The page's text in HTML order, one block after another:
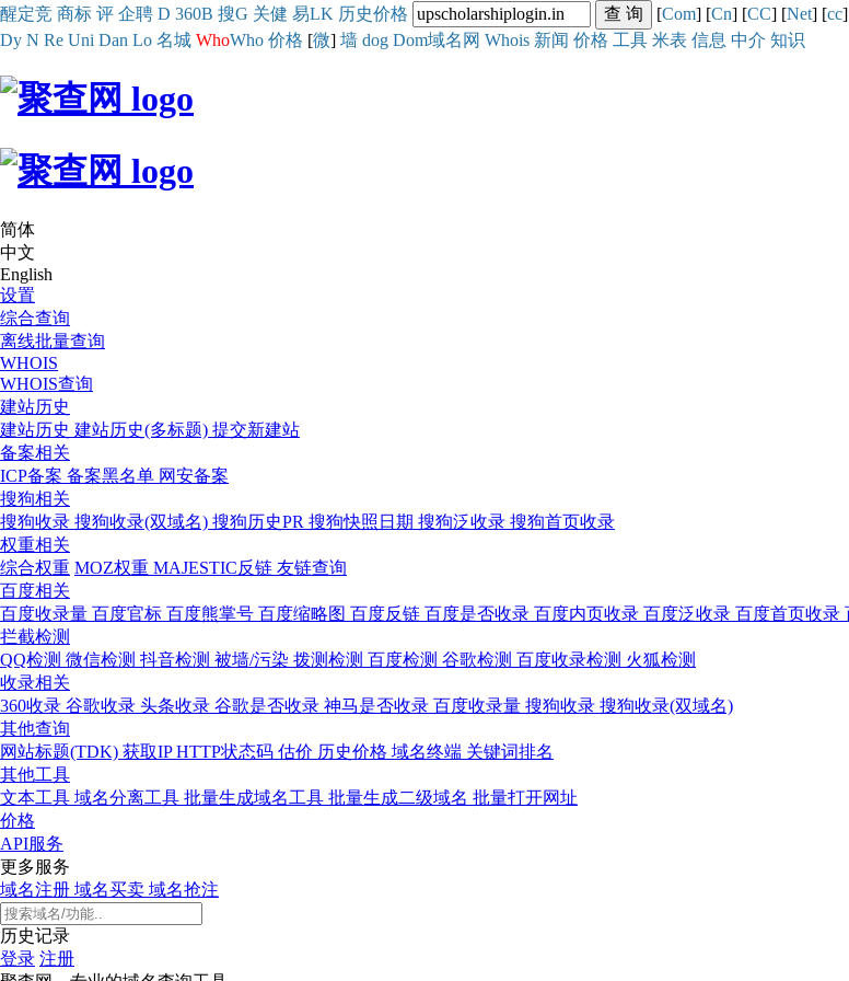
醒定竞 商标 评 企聘 D 360B 搜G 关健 易LK 历史价格 [Com] [Cn] [CC] [Net] [cc]
Dy N Re Uni Dan Lo 名城 WhoWho 价格 [微] 墙 dog Dom域名网 Whois 新闻 价格 工具 米表 信息 中介 知识